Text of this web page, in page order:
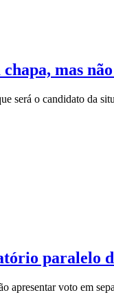
mas
será o candidato da
paralelo
apresentar voto em